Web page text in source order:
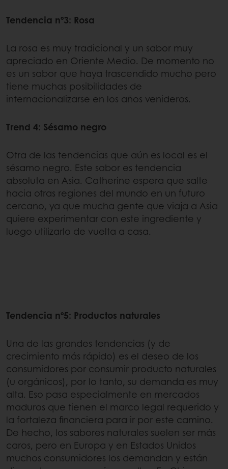
Tendencia nº3: Rosa
La rosa es muy tradicional y un sabor muy
apreciado en Oriente Medio. De momento no
es un sabor que haya trascendido mucho pero
tiene muchas posibilidades de
internacionalizarse en los años venideros.
Trend 4: Sésamo negro
Otra de las tendencias que aún es local es el
sésamo negro. Este sabor es tendencia
absoluta en Asia. Catherine espera que salte
hacia otras regiones del mundo en un futuro
cercano, ya que mucha gente que viaja a Asia
quiere experimentar con este ingrediente y
luego utilizarlo de vuelta a casa.
Tendencia nº5: Productos naturales
Una de las grandes tendencias (y de
crecimiento más rápido) es el deseo de los
consumidores por consumir producto naturales
(u orgánicos), por lo tanto, su demanda es muy
alta. Eso pasa especialmente en mercados
maduros que tienen el marco legal requerido y
la fortaleza financiera para ir por este camino.
De hecho, los sabores naturales suelen ser más
caros, pero en Europa y en Estados Unidos
muchos consumidores los demandan y están